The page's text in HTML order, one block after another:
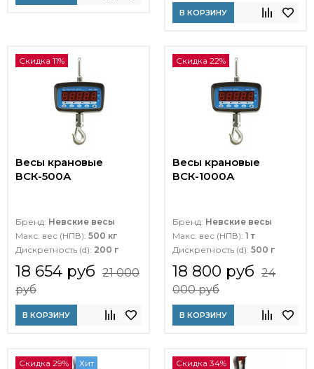
В КОРЗИНУ
Скидка 11%
Весы крановые
ВСК-500А
Бренд: Невские весы
Макс. вес (НПВ): 500 кг
Дискретность (d): 200 г
18 654 руб 21 000
руб
В КОРЗИНУ
Скидка 22%
Весы крановые
ВСК-1000А
Бренд: Невские весы
Макс. вес (НПВ): 1 т
Дискретность (d): 500 г
18 800 руб 24
000 руб
В КОРЗИНУ
Скидка 29% Хит Скидка 34%